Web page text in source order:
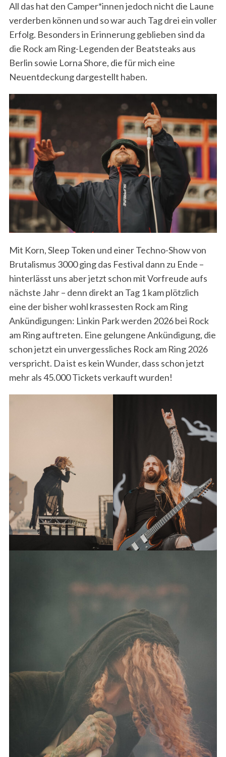
All das hat den Camper*innen jedoch nicht die Laune
verderben können und so war auch Tag drei ein voller
Erfolg. Besonders in Erinnerung geblieben sind da
die Rock am Ring-Legenden der Beatsteaks aus
Berlin sowie Lorna Shore, die für mich eine
Neuentdeckung dargestellt haben.
Mit Korn, Sleep Token und einer Techno-Show von
Brutalismus 3000 ging das Festival dann zu Ende –
hinterlässt uns aber jetzt schon mit Vorfreude aufs
nächste Jahr – denn direkt an Tag 1 kam plötzlich
eine der bisher wohl krassesten Rock am Ring
Ankündigungen: Linkin Park werden 2026 bei Rock
am Ring auftreten. Eine gelungene Ankündigung, die
schon jetzt ein unvergessliches Rock am Ring 2026
verspricht. Da ist es kein Wunder, dass schon jetzt
mehr als 45.000 Tickets verkauft wurden!